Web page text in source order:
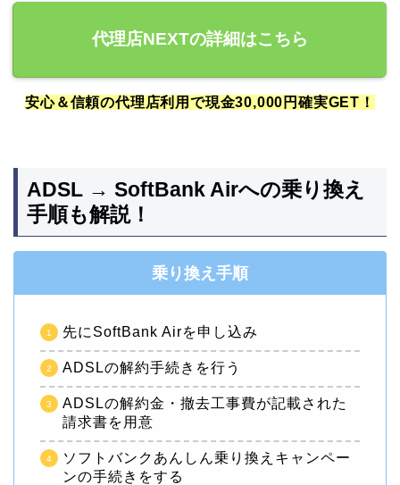
代理店NEXTの詳細はこちら
安心＆信頼の代理店利用で現金30,000円確実GET！
ADSL → SoftBank Airへの乗り換え
手順も解説！
乗り換え手順
先にSoftBank Airを申し込み
ADSLの解約手続きを行う
ADSLの解約金・撤去工事費が記載された
請求書を用意
ソフトバンクあんしん乗り換えキャンペー
ンの手続きをする